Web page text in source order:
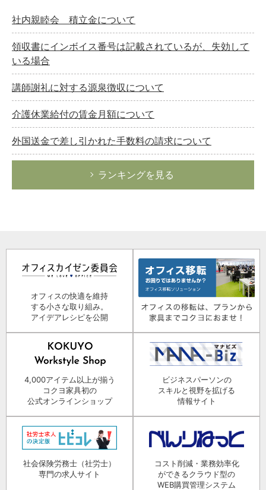
社内親睦会 積立金について
領収書にインボイス番号は記載されているが、失効して
いる場合
講師謝礼に対する源泉徴収について
介護休業給付の賃金月額について
外国送金で差し引かれた手数料の請求について
ランキングを見る
オフィスの快適を維持
する小さな取り組み。
アイデアレシピを公開
4,000アイテム以上が揃う
コクヨ家具初の
公式オンラインショップ
ビジネスパーソンの
スキルと視野を拡げる
情報サイト
社会保険労務士（社労士）
専門の求人サイト
コスト削減・業務効率化
ができるクラウド型の
WEB購買管理システム